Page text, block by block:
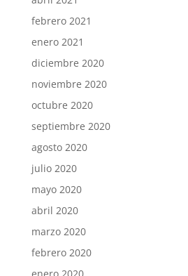
febrero 2021
enero 2021
diciembre 2020
noviembre 2020
octubre 2020
septiembre 2020
agosto 2020
julio 2020
mayo 2020
abril 2020
marzo 2020
febrero 2020